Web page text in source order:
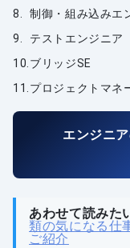
制御・組み込みエ
テストエンジニア
ブリッジSE
プロジェクトマネ
エンジニ
あわせて読みた
類の気になる仕
ご紹介